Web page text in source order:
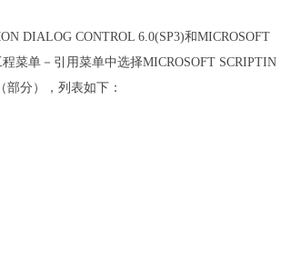
DIALOG CONTROL 6.0(SP3)和MICROSOFT
菜单－引用菜单中选择MICROSOFT SCRIPTIN
分），列表如下：